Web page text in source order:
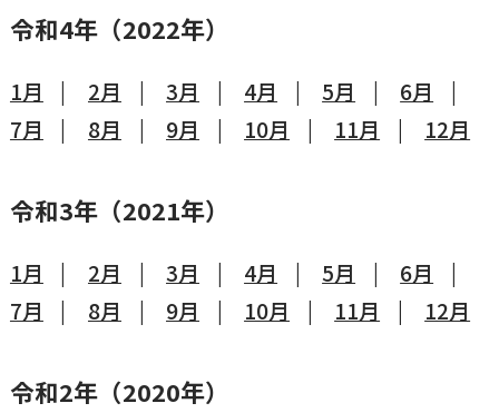
令和4年（2022年）
1月 2月 3月 4月 5月
6月
7月
8月 9月 10月 11月 12月
令和3年（2021年）
1月 2月 3月 4月 5月
6月
7月
8月 9月 10月 11月 12月
令和2年（2020年）